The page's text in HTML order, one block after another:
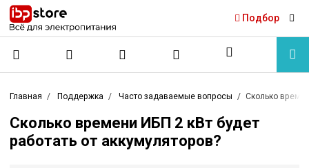
Подбор
Главная Поддержка Часто задаваемые вопросы Сколько
Сколько времени ИБП 2 кВт будет
работать от аккумуляторов?